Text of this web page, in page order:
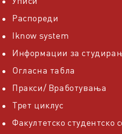
Распореди
Iknow system
Информации за
Огласна табла
Пракси/ Вработувања
Трет циклус
Факултетско студентско